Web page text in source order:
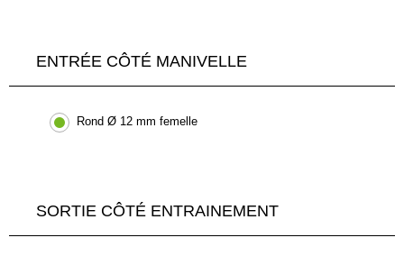
ENTRÉE CÔTÉ MANIVELLE
Rond Ø 12 mm femelle
SORTIE CÔTÉ ENTRAINEMENT